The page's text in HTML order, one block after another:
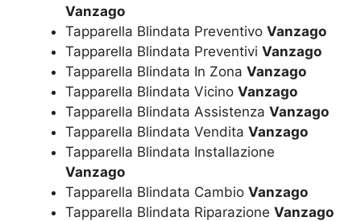
Vanzago
Tapparella Blindata Preventivo Vanzago
Tapparella Blindata Preventivi Vanzago
Tapparella Blindata In Zona Vanzago
Tapparella Blindata Vicino Vanzago
Tapparella Blindata Assistenza Vanzago
Tapparella Blindata Vendita Vanzago
Tapparella Blindata Installazione
Vanzago
Tapparella Blindata Cambio Vanzago
Tapparella Blindata Riparazione Vanzago